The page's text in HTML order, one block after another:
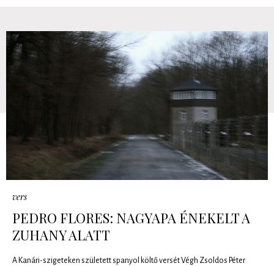
vers
PEDRO FLORES: NAGYAPA ÉNEKELT A
ZUHANY ALATT
A Kanári-szigeteken született spanyol költő versét Végh Zsoldos Péter